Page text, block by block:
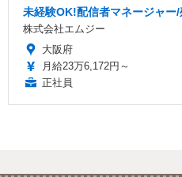
未経験OK!配信者マネージャー
株式会社エムジー
大阪府
月給23万6,172円～
正社員